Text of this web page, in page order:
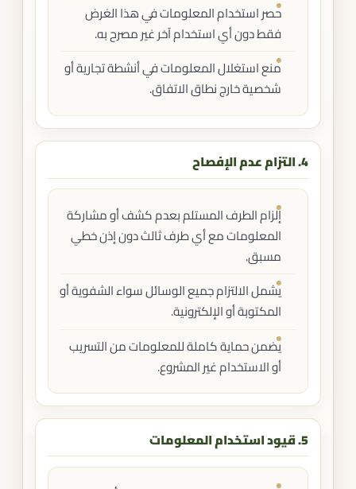
حصر استخدام المعلومات في هذا الغرض
فقط دون أي استخدام آخر غير مصرح به.
منع استغلال المعلومات في أنشطة تجارية أو
شخصية خارج نطاق الاتفاق.
4. التزام عدم الإفصاح
إلزام الطرف المستلم بعدم كشف أو مشاركة
المعلومات مع أي طرف ثالث دون إذن خطي
مسبق.
يشمل الالتزام جميع الوسائل سواء الشفوية أو
المكتوبة أو الإلكترونية.
يضمن حماية كاملة للمعلومات من التسريب
أو الاستخدام غير المشروع.
5. قيود استخدام المعلومات